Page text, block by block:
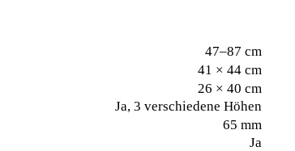
47–87 cm
41 × 44 cm
26 × 40 cm
Ja, 3 verschiedene Höhen
65 mm
Ja